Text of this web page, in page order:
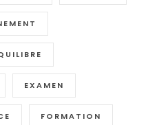
EXAMEN
FORMATION